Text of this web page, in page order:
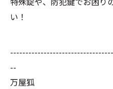
い！
--
万屋狐